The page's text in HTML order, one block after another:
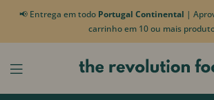
📢 Entrega em todo Portugal Continental |
carrinho em 10 ou mais